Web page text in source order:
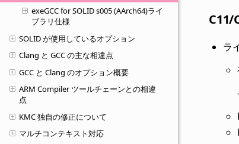
exeGCC for SOLID s005 (AArch64)ライ
ブラリ仕様
SOLID が使用しているオプション
Clang と GCC の主な相違点
GCC と Clang のオプション概要
ARM Compiler ツールチェーンとの相違
点
KMC 独自の修正について
マルチコンテキスト対応
C11/
ラ